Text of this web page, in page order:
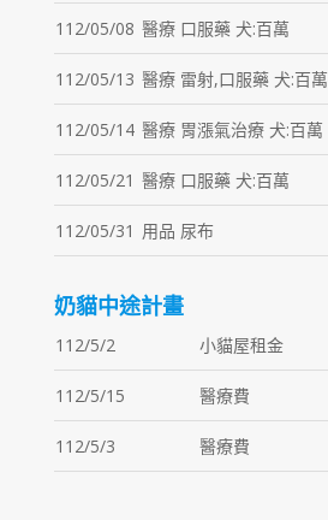
112/05/08 醫療 口服藥 犬:百萬
112/05/13 醫療 雷射,口服藥 犬:百萬
112/05/14 醫療 胃漲氣治療 犬:百萬
112/05/21 醫療 口服藥 犬:百萬
112/05/31 用品 尿布
奶貓中途計畫
112/5/2 小貓屋租金
112/5/15 醫療費
112/5/3 醫療費